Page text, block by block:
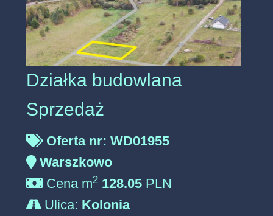
Działka budowlana
Sprzedaż
Oferta nr: WD01955
Warszkowo
Cena m2 128.05 PLN
Ulica: Kolonia